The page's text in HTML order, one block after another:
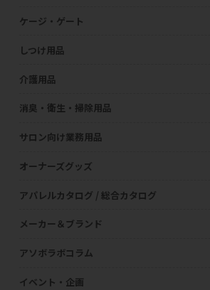
ケージ・ゲート
しつけ用品
介護用品
消臭・衛生・掃除用品
サロン向け業務用品
オーナーズグッズ
アパレルカタログ / 総合カタログ
メーカー＆ブランド
アソボラボコラム
イベント・企画